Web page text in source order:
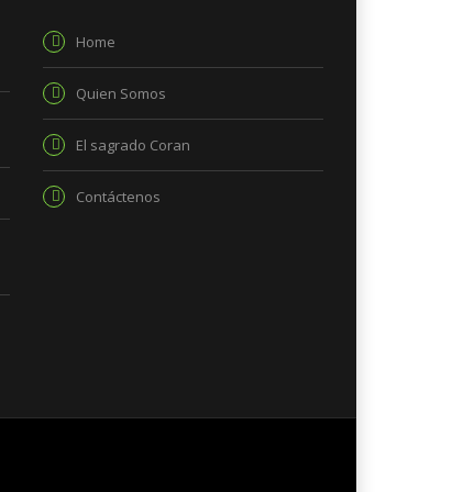
Home
Quien Somos
El sagrado Coran
Contáctenos